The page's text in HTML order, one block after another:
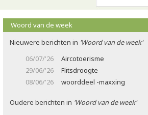
Woord van de week
Nieuwere berichten in 'Woord van de week'
06/07/'26
Aircotoerisme
29/06/'26
Flitsdroogte
08/06/'26
woorddeel -maxxing
Oudere berichten in 'Woord van de week'